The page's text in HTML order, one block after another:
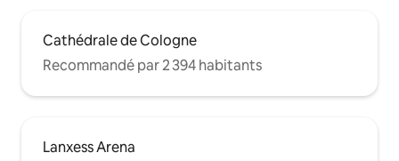
Cathédrale de Cologne
Recommandé par 2 394 habitants
Lanxess Arena